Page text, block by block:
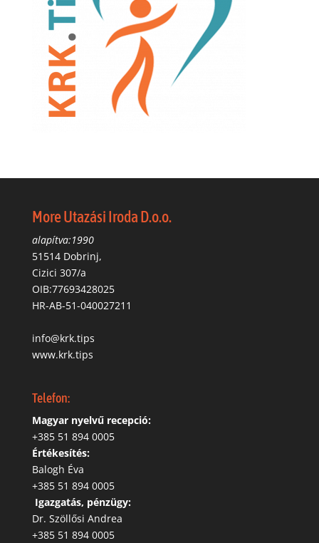
More Utazási Iroda D.o.o.
alapítva:1990
51514 Dobrinj,
Cizici 307/a
OIB:77693428025
HR-AB-51-040027211
info@krk.tips
www.krk.tips
Telefon:
Magyar nyelvű recepció:
‭+385 51 894 0005
Értékesítés:
Balogh Éva
+385 51 894 0005
Igazgatás, pénzügy:
Dr. Szöllősi Andrea
+385 51 894 0005